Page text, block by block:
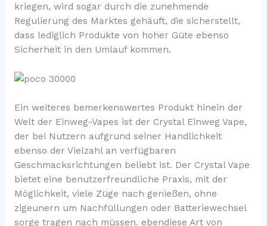
kriegen, wird sogar durch die zunehmende
Regulierung des Marktes gehäuft, die sicherstellt,
dass lediglich Produkte von hoher Güte ebenso
Sicherheit in den Umlauf kommen.
Ein weiteres bemerkenswertes Produkt hinein der
Welt der Einweg-Vapes ist der Crystal Einweg Vape,
der bei Nutzern aufgrund seiner Handlichkeit
ebenso der Vielzahl an verfügbaren
Geschmacksrichtungen beliebt ist. Der Crystal Vape
bietet eine benutzerfreundliche Praxis, mit der
Möglichkeit, viele Züge nach genießen, ohne
zigeunern um Nachfüllungen oder Batteriewechsel
sorge tragen nach müssen. ebendiese Art von